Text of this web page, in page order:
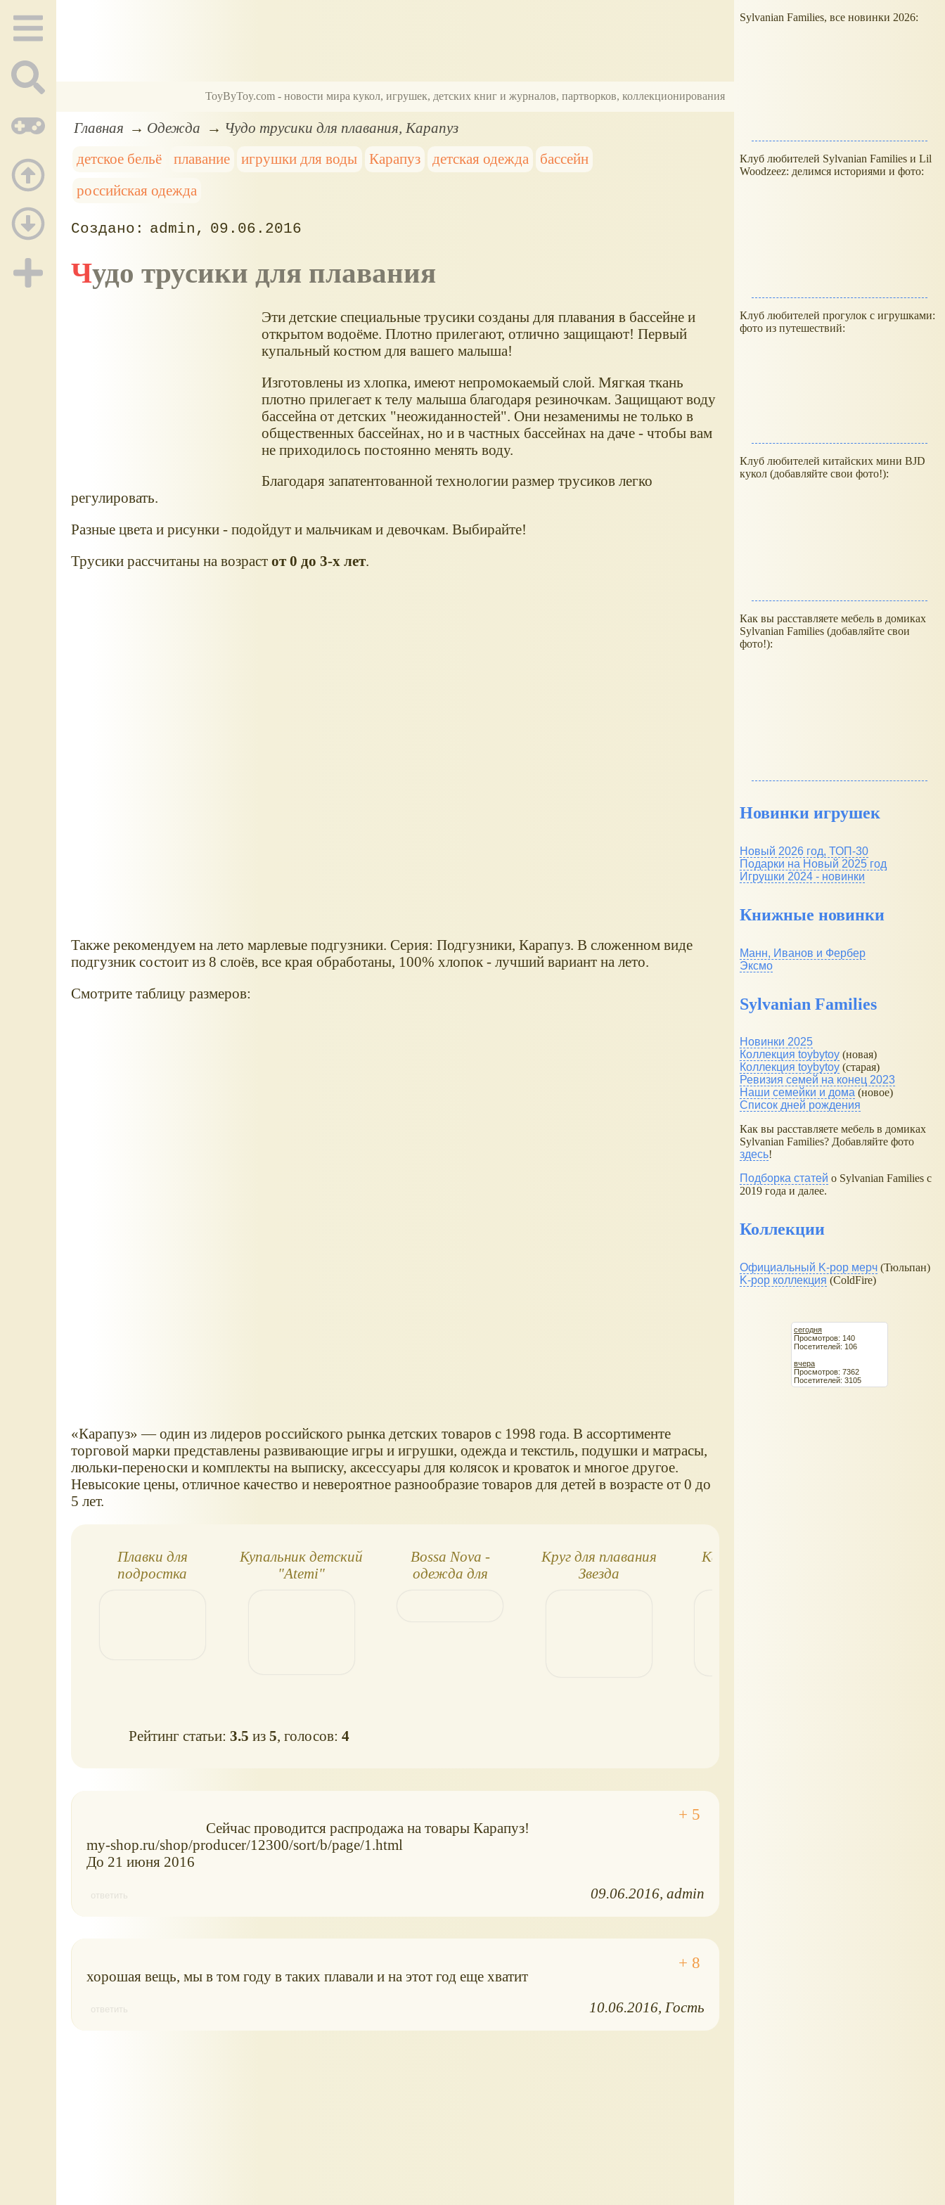
ToyByToy.com - новости мира кукол, игрушек, детских книг и журналов, партворков, коллекционирования
Главная Одежда
Чудо трусики для плавания, Карапуз
детское бельё
плавание игрушки для воды Карапуз детская одежда
бассейн
российская одежда
admin 09.06.2016
Чудо трусики для плавания
Эти детские специальные трусики созданы для плавания в бассейне и
открытом водоёме. Плотно прилегают, отлично защищают! Первый
купальный костюм для вашего малыша!
Изготовлены из хлопка, имеют непромокаемый слой. Мягкая ткань
плотно прилегает к телу малыша благодаря резиночкам. Защищают воду
бассейна от детских "неожиданностей". Они незаменимы не только в
общественных бассейнах, но и в частных бассейнах на даче - чтобы вам
не приходилось постоянно менять воду.
Благодаря запатентованной технологии размер трусиков легко
регулировать.
Разные цвета и рисунки - подойдут и мальчикам и девочкам. Выбирайте!
Трусики рассчитаны на возраст от 0 до 3-х лет.
Также рекомендуем на лето марлевые подгузники. Серия: Подгузники, Карапуз. В сложенном виде
подгузник состоит из 8 слоёв, все края обработаны, 100% хлопок - лучший вариант на лето.
Смотрите таблицу размеров:
«Карапуз» — один из лидеров российского рынка детских товаров с 1998 года. В ассортименте
торговой марки представлены развивающие игры и игрушки, одежда и текстиль, подушки и матрасы,
люльки-переноски и комплекты на выписку, аксессуары для колясок и кроваток и многое другое.
Невысокие цены, отличное качество и невероятное разнообразие товаров для детей в возрасте от 0 до
5 лет.
Плавки для
подростка
Купальник детский
"Atemi"
Bossa Nova -
одежда для
Круг для плавания
Звезда
Как плавать в
Рейтинг статьи:3.5 из5, голосов:4
Сейчас проводится распродажа на товары Карапуз!
my-shop.ru/shop/producer/12300/sort/b/page/1.html
До 21 июня 2016
ответить 09.06.2016 admin
хорошая вещь, мы в том году в таких плавали и на этот год еще хватит
ответить 10.06.2016 Гость
Sylvanian Families, все новинки 2026:
Клуб любителей Sylvanian Families и Lil
Woodzeez: делимся историями и фото:
Клуб любителей прогулок с игрушками:
фото из путешествий:
Клуб любителей китайских мини BJD
кукол (добавляйте свои фото!):
Как вы расставляете мебель в домиках
Sylvanian Families (добавляйте свои
фото!):
Новинки игрушек
Новый 2026 год, ТОП-30
Подарки на Новый 2025 год
Игрушки 2024 - новинки
Книжные новинки
Манн, Иванов и Фербер
Эксмо
Sylvanian Families
Новинки 2025
Коллекция toybytoy (новая)
Коллекция toybytoy (старая)
Ревизия семей на конец 2023
Наши семейки и дома (новое)
Список дней рождения
Как вы расставляете мебель в домиках
Sylvanian Families? Добавляйте фото
здесь!
Подборка статей о Sylvanian Families с
2019 года и далее.
Коллекции
Официальный K-pop мерч (Тюльпан)
K-pop коллекция (ColdFire)
сегодня
Просмотров: 140
Посетителей: 106
вчера
Просмотров: 7362
Посетителей: 3105